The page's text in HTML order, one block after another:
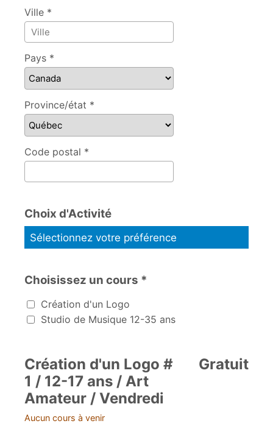
Ville *
Pays *
Province/état *
Code postal *
Choix d'Activité
Sélectionnez votre préférence
Choisissez un cours *
Choisissez un cours
Création d'un Logo
Studio de Musique 12-35 ans
Création d'un Logo #
1 / 12-17 ans / Art
Amateur / Vendredi
Aucun cours à venir
Gratuit